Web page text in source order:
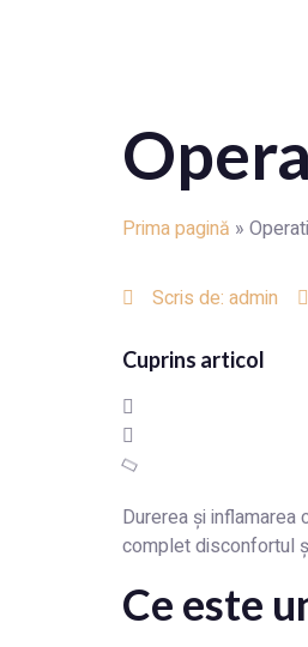
Prima pagină »
Scris de: admin
Cuprins articol
Durerea și inflamarea
complet disconfortul
Ce este